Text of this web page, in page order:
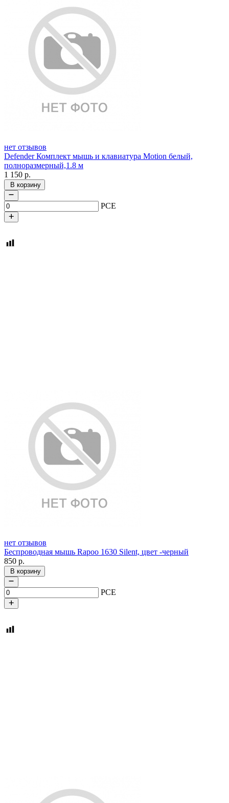
нет отзывов
Defender Комплект мышь и клавиатура Motion белый,
полноразмерный,1.8 м
1 150 р.
В корзину
PCE
нет отзывов
Беспроводная мышь Rapoo 1630 Silent, цвет -черный
850 р.
В корзину
PCE